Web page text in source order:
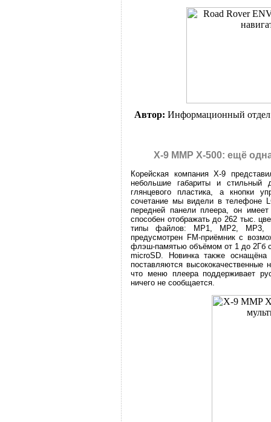
Автор: Информационный отдел
X-9 MMP X-500: ещё
Корейская компания X-9
небольшие габариты и стильный
глянцевого пластика, а кнопки
сочетание мы видели в телефоне
передней панели плеера, он
способен отображать до 262 тыс.
типы файлов: MP1, MP2, MP3,
предусмотрен FM-приёмник с
флэш-памятью объёмом от 1 до 2Гб
microSD. Новинка также
поставляются
что меню плеера поддерживает
ничего не сообщается.